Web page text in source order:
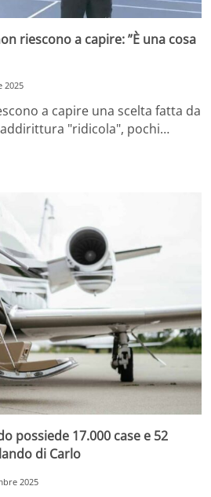
riescono a capire: ”È una cosa
2025
a capire una scelta fatta da
addirittura "ridicola", pochi…
possiede 17.000 case e 52
di Carlo
2025